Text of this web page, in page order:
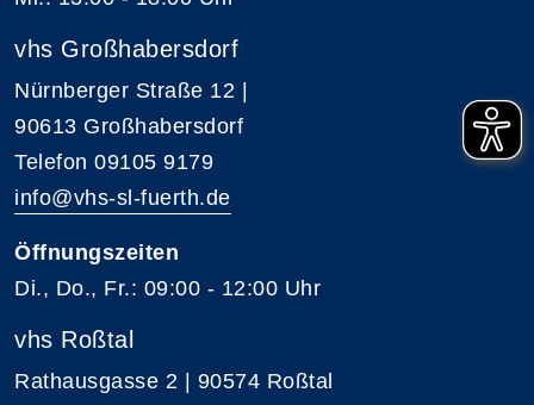
vhs Großhabersdorf
Nürnberger Straße 12 |
90613 Großhabersdorf
Telefon 09105 9179
info@vhs-sl-fuerth.de
Öffnungszeiten
Di., Do., Fr.: 09:00 - 12:00 Uhr
vhs Roßtal
Rathausgasse 2 | 90574 Roßtal